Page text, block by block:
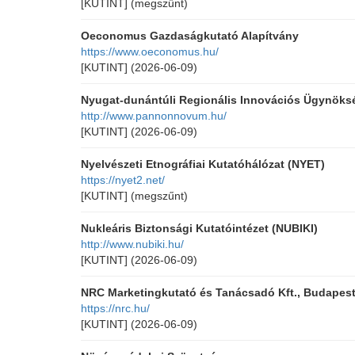
[KUTINT] (megszűnt)
Oeconomus Gazdaságkutató Alapítvány
https://www.oeconomus.hu/
[KUTINT] (2026-06-09)
Nyugat-dunántúli Regionális Innovációs
http://www.pannonnovum.hu/
[KUTINT] (2026-06-09)
Nyelvészeti Etnográfiai Kutatóhálózat (NYET)
https://nyet2.net/
[KUTINT] (megszűnt)
Nukleáris Biztonsági Kutatóintézet (NUBIKI)
http://www.nubiki.hu/
[KUTINT] (2026-06-09)
NRC Marketingkutató és Tanácsadó Kft., Budapest
https://nrc.hu/
[KUTINT] (2026-06-09)